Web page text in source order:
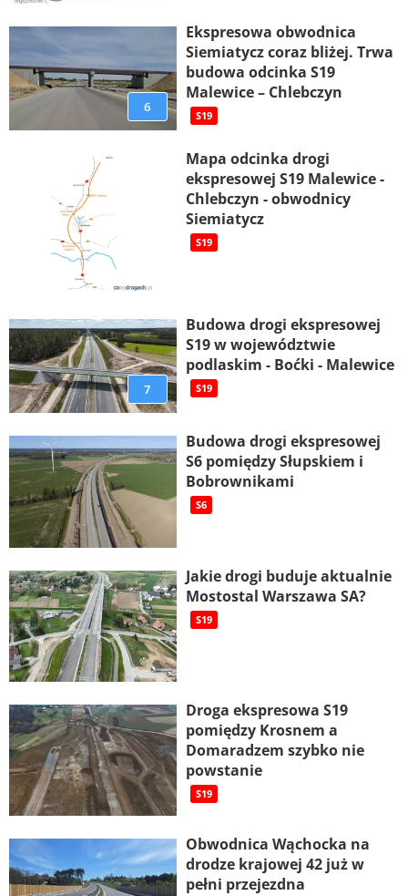
6
Ekspresowa obwodnica
Siemiatycz coraz bliżej. Trwa
budowa odcinka S19
Malewice – Chlebczyn
S19
Mapa odcinka drogi
ekspresowej S19 Malewice -
Chlebczyn - obwodnicy
Siemiatycz
S19
7
Budowa drogi ekspresowej
S19 w województwie
podlaskim - Boćki - Malewice
S19
Budowa drogi ekspresowej
S6 pomiędzy Słupskiem i
Bobrownikami
S6
Jakie drogi buduje aktualnie
Mostostal Warszawa SA?
S19
Droga ekspresowa S19
pomiędzy Krosnem a
Domaradzem szybko nie
powstanie
S19
Obwodnica Wąchocka na
drodze krajowej 42 już w
pełni przejezdna